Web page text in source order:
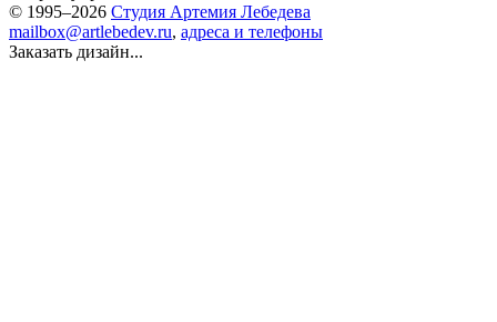
© 1995–2026 Студия Артемия Лебедева
mailbox@artlebedev.ru, адреса и телефоны
Заказать дизайн...